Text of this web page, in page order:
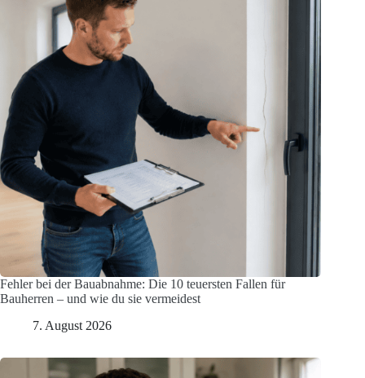
Fehler bei der Bauabnahme: Die 10 teuersten Fallen für
Bauherren – und wie du sie vermeidest
7. August 2026